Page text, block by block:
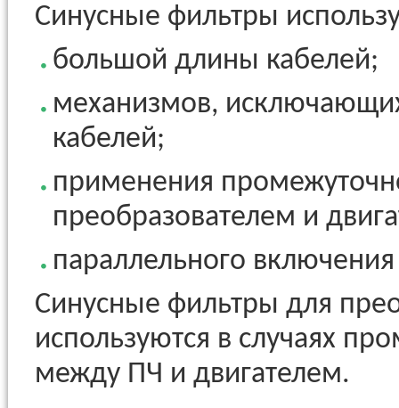
Синусные фильтры
большой длины кабелей;
механизмов,
кабелей;
применения
преобразователем и
параллельного
Синусные фильтры для
используются в случаях
между ПЧ и двигателем.